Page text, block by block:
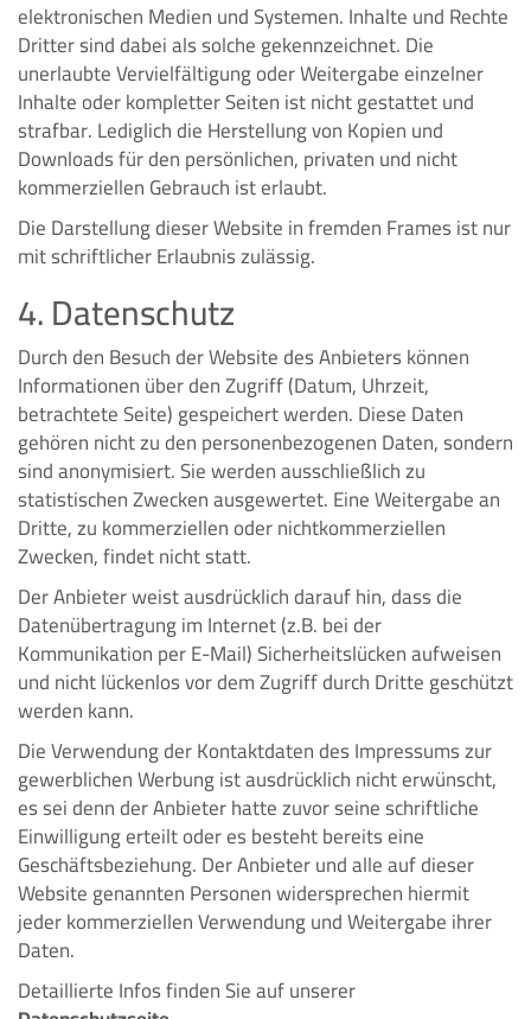
elektronischen Medien und Systemen. Inhalte und Rechte
Dritter sind dabei als solche gekennzeichnet. Die
unerlaubte Vervielfältigung oder Weitergabe einzelner
Inhalte oder kompletter Seiten ist nicht gestattet und
strafbar. Lediglich die Herstellung von Kopien und
Downloads für den persönlichen, privaten und nicht
kommerziellen Gebrauch ist erlaubt.
Die Darstellung dieser Website in fremden Frames ist nur
mit schriftlicher Erlaubnis zulässig.
4. Datenschutz
Durch den Besuch der Website des Anbieters können
Informationen über den Zugriff (Datum, Uhrzeit,
betrachtete Seite) gespeichert werden. Diese Daten
gehören nicht zu den personenbezogenen Daten, sondern
sind anonymisiert. Sie werden ausschließlich zu
statistischen Zwecken ausgewertet. Eine Weitergabe an
Dritte, zu kommerziellen oder nichtkommerziellen
Zwecken, findet nicht statt.
Der Anbieter weist ausdrücklich darauf hin, dass die
Datenübertragung im Internet (z.B. bei der
Kommunikation per E-Mail) Sicherheitslücken aufweisen
und nicht lückenlos vor dem Zugriff durch Dritte geschützt
werden kann.
Die Verwendung der Kontaktdaten des Impressums zur
gewerblichen Werbung ist ausdrücklich nicht erwünscht,
es sei denn der Anbieter hatte zuvor seine schriftliche
Einwilligung erteilt oder es besteht bereits eine
Geschäftsbeziehung. Der Anbieter und alle auf dieser
Website genannten Personen widersprechen hiermit
jeder kommerziellen Verwendung und Weitergabe ihrer
Daten.
Detaillierte Infos finden Sie auf unserer